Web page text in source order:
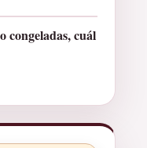
congeladas, cuál